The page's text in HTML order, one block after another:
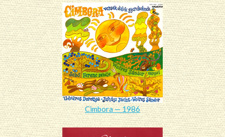
Cimbora — 1986